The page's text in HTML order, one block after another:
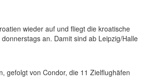
wieder auf und fliegt die kroatische
an. Damit sind ab Leipzig/Halle
gefolgt von Condor, die 11 Zielflughäfen